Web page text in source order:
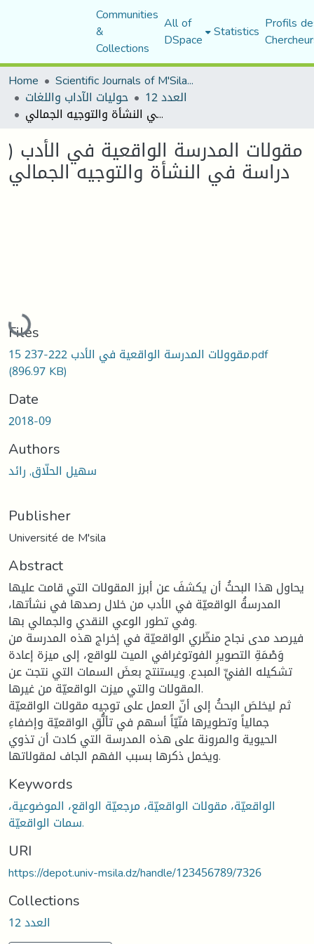
Communities
&
Collections
All of
DSpace Statistics Profils
Home
Scientific Journals of M'Sila University
حوليات الآداب واللغات العدد 12
مقولات المدرسة الواقعية في الأدب ( دراسة في النشأة والتوجيه الجمالي
مقولات المدرسة الواقعية في الأدب (
دراسة في النشأة والتوجيه الجمالي
Loading...
Files
15 مقوولات المدرسة الواقعية في الأدب 222-237.pdf
(896.97 KB)
Date
2018-09
Authors
سهيل الحلّاق, رائد
Publisher
Université de M'sila
Abstract
يحاول هذا البحثُ أن يكشفَ عن أبرز المقولات التي قامت عليها
المدرسةُ الواقعيّة في الأدب من خلال رصدها في نشأتها،
وفي تطور الوعي النقدي والجمالي بها.
فيرصد مدى نجاح منظّري الواقعيّة في إخراج هذه المدرسة من
وَصْمَةِ التصويرِ الفوتوغرافي الميت للواقع، إلى ميزة إعادة
تشكيله الفنيِّ المبدع. ويستنتج بعضَ السمات التي نتجت عن
المقولات والتي ميزت الواقعيّة من غيرها.
ثم ليخلصَ البحثُ إلى أنّ العمل على توجيه مقولات الواقعيّة
جمالياً وتطويرها فنّيّاً أسهم في تألُّقِ الواقعيّة وإضفاءِ
الحيوية والمرونة على هذه المدرسة التي كادت أن تذوي
ويخمل ذكرها بسبب الفهم الجاف لمقولاتها.
Keywords
الواقعيّة، مقولات الواقعيّة، مرجعيّة الواقع، الموضوعية،
سمات الواقعيّة.
URI
https://depot.univ-msila.dz/handle/123456789/7326
Collections
العدد 12